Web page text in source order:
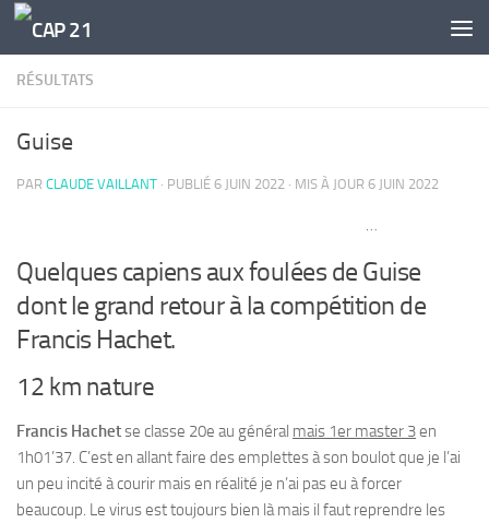
Skip to content
RÉSULTATS
Guise
PAR CLAUDE VAILLANT · PUBLIÉ 6 JUIN 2022 · MIS À JOUR 6 JUIN 2022
…
Quelques capiens aux foulées de Guise
dont le grand retour à la compétition de
Francis Hachet.
12 km nature
Francis Hachetse classe 20e au général mais 1er master 3en
1h01’37. C’est en allant faire des emplettes à son boulot que je l’ai
un peu incité à courir mais en réalité je n’ai pas eu à forcer
beaucoup. Le virus est toujours bien là mais il faut reprendre les